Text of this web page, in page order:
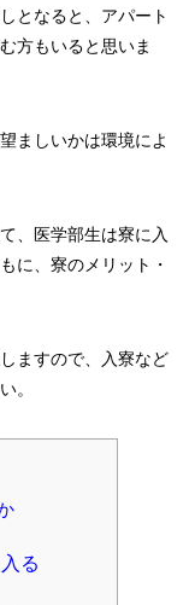
となると、アパート
方もいると思いま
ましいかは環境によ
、医学部生は寮に入
に、寮のメリット・
ますので、入寮など
。
る